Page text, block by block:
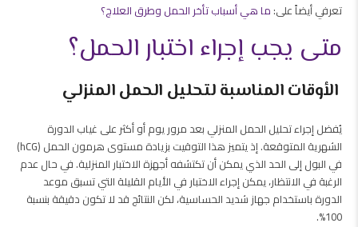
تعرفي أيضاً على: ما هي أسباب تأخر الحمل وطرق العلاج؟
متى يجب إجراء اختبار الحمل؟
الأوقات المناسبة لتحليل الحمل المنزلي
يُفضل إجراء تحليل الحمل المنزلي بعد مرور يوم أو أكثر على غياب الدورة
الشهرية المتوقعة. إذ يتميز هذا التوقيت بزيادة مستوى هرمون الحمل (hCG)
في البول إلى الحد الذي يمكن أن تكتشفه أجهزة الاختبار المنزلية. في حال عدم
الرغبة في الانتظار، يمكن إجراء الاختبار في الأيام القليلة التي تسبق موعد
الدورة باستخدام جهاز شديد الحساسية، لكن النتائج قد لا تكون دقيقة بنسبة
100%.